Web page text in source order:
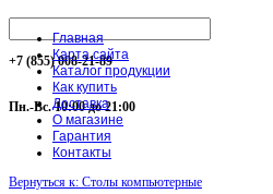
+7 (855) 008-21-89
Пн.-Вс. 10:00 до 21:00
Главная
Карта сайта
Каталог продукции
Как купить
Доставка
О магазине
Гарантия
Контакты
Вернуться к: Столы компьютерные